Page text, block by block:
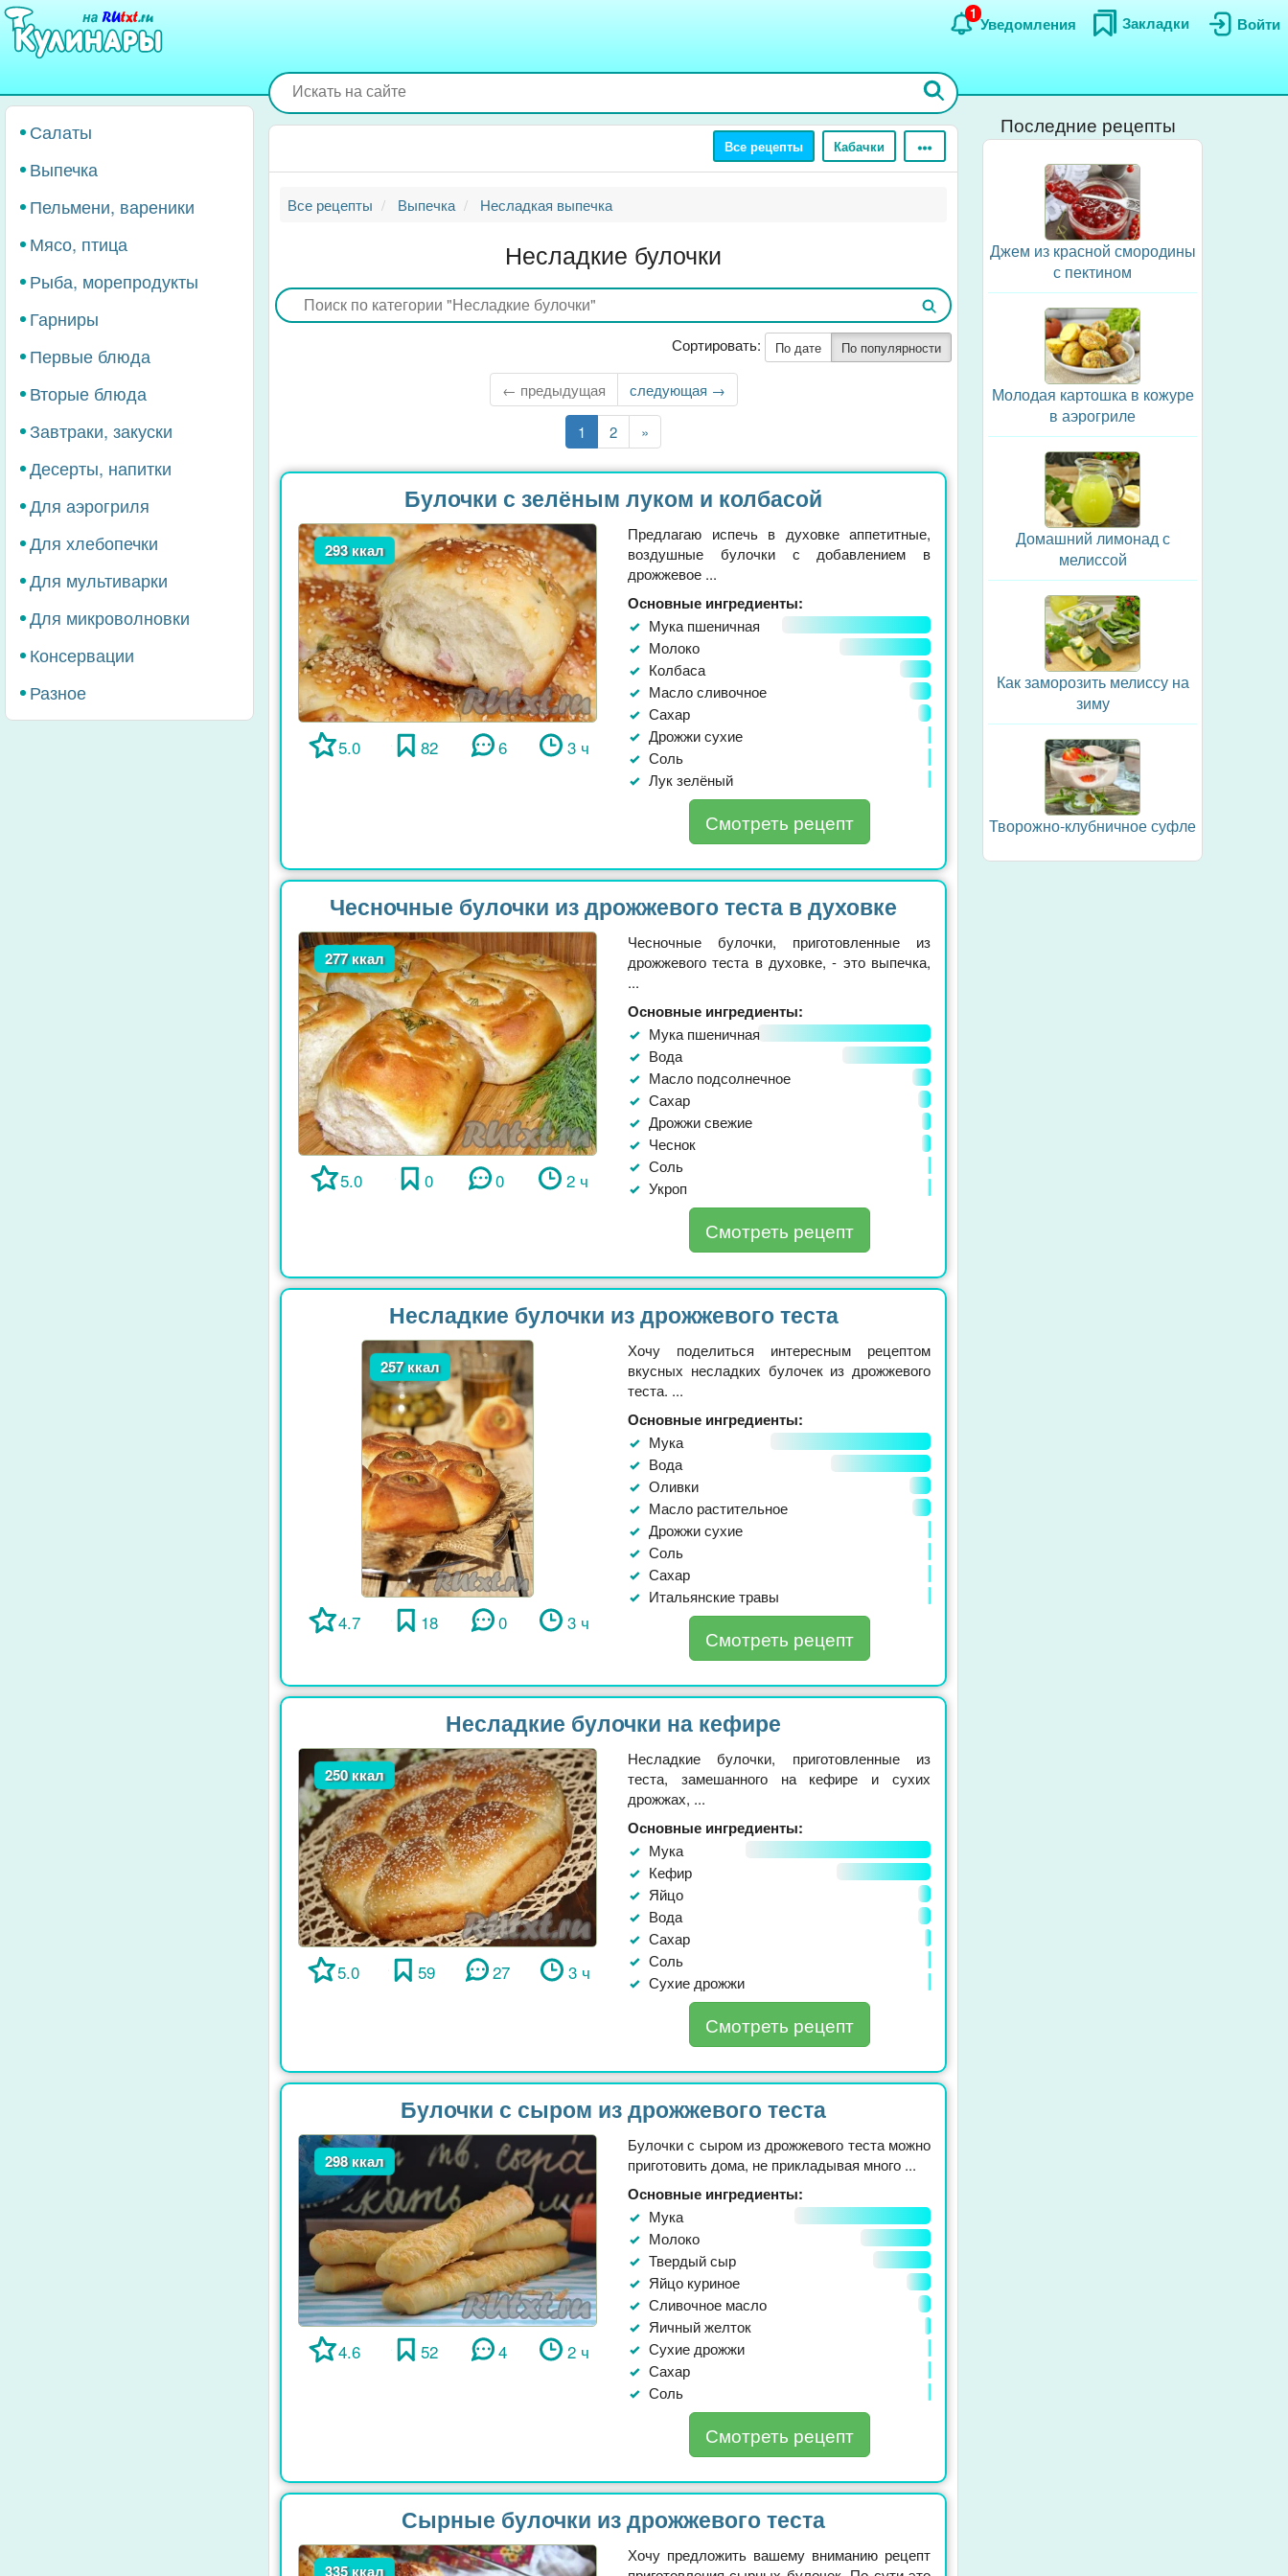
Перейти
основному
Войти
Закладки
Уведомления
1
Салаты
Выпечка
Пельмени, вареники
Мясо, птица
Рыба, морепродукты
Гарниры
Первые блюда
Вторые блюда
Завтраки, закуски
Десерты, напитки
Для аэрогриля
Для хлебопечки
Для мультиварки
Для микроволновки
Консервации
Разное
Все рецепты Кабачки
Все рецепты Выпечка Несладкая выпечка
Несладкие булочки
Сортировать: По дате По популярности
← предыдущая
Следующая
страница
следующая →
Текущая
страница
1 Страница
2
Последняя
страница
»
Булочки с зелёным луком и колбасой
293 ккал
5.0 82 6 3 ч
Предлагаю испечь в духовке аппетитные,
воздушные булочки с добавлением в
дрожжевое ...
Основные ингредиенты:
Мука пшеничная
Молоко
Колбаса
Масло сливочное
Сахар
Дрожжи сухие
Соль
Лук зелёный
Смотреть рецепт
Чесночные булочки из дрожжевого теста в духовке
277 ккал
5.0 0 0 2 ч
Чесночные булочки, приготовленные из
дрожжевого теста в духовке, - это выпечка,
...
Основные ингредиенты:
Мука пшеничная
Вода
Масло подсолнечное
Сахар
Дрожжи свежие
Чеснок
Соль
Укроп
Смотреть рецепт
Несладкие булочки из дрожжевого теста
257 ккал
4.7 18 0 3 ч
Хочу поделиться интересным рецептом
вкусных несладких булочек из дрожжевого
теста. ...
Основные ингредиенты:
Мука
Вода
Оливки
Масло растительное
Дрожжи сухие
Соль
Сахар
Итальянские травы
Смотреть рецепт
Несладкие булочки на кефире
250 ккал
5.0 59 27 3 ч
Несладкие булочки, приготовленные из
теста, замешанного на кефире и сухих
дрожжах, ...
Основные ингредиенты:
Мука
Кефир
Яйцо
Вода
Сахар
Соль
Сухие дрожжи
Смотреть рецепт
Булочки с сыром из дрожжевого теста
298 ккал
4.6 52 4 2 ч
Булочки с сыром из дрожжевого теста можно
приготовить дома, не прикладывая много ...
Основные ингредиенты:
Мука
Молоко
Твердый сыр
Яйцо куриное
Сливочное масло
Яичный желток
Сухие дрожжи
Сахар
Соль
Смотреть рецепт
Сырные булочки из дрожжевого теста
335 ккал
Хочу предложить вашему вниманию рецепт
Последние рецепты
Джем из красной смородины
с пектином
Молодая картошка в кожуре
в аэрогриле
Домашний лимонад с
мелиссой
Как заморозить мелиссу на
зиму
Творожно-клубничное суфле